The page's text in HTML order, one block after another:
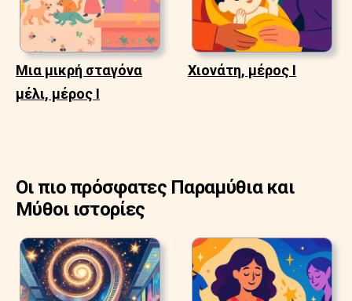
Μια μικρή σταγόνα
μέλι, μέρος Ι
Χιονάτη, μέρος Ι
Οι πιο πρόσφατες Παραμύθια και
Μύθοι ιστορίες